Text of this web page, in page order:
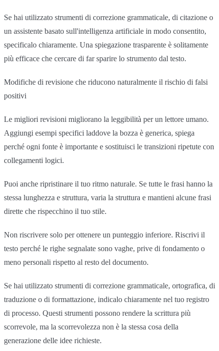
Se hai utilizzato strumenti di correzione grammaticale, di citazione o
un assistente basato sull'intelligenza artificiale in modo consentito,
specificalo chiaramente. Una spiegazione trasparente è solitamente
più efficace che cercare di far sparire lo strumento dal testo.
Modifiche di revisione che riducono naturalmente il rischio di falsi
positivi
Le migliori revisioni migliorano la leggibilità per un lettore umano.
Aggiungi esempi specifici laddove la bozza è generica, spiega
perché ogni fonte è importante e sostituisci le transizioni ripetute con
collegamenti logici.
Puoi anche ripristinare il tuo ritmo naturale. Se tutte le frasi hanno la
stessa lunghezza e struttura, varia la struttura e mantieni alcune frasi
dirette che rispecchino il tuo stile.
Non riscrivere solo per ottenere un punteggio inferiore. Riscrivi il
testo perché le righe segnalate sono vaghe, prive di fondamento o
meno personali rispetto al resto del documento.
Se hai utilizzato strumenti di correzione grammaticale, ortografica, di
traduzione o di formattazione, indicalo chiaramente nel tuo registro
di processo. Questi strumenti possono rendere la scrittura più
scorrevole, ma la scorrevolezza non è la stessa cosa della
generazione delle idee richieste.